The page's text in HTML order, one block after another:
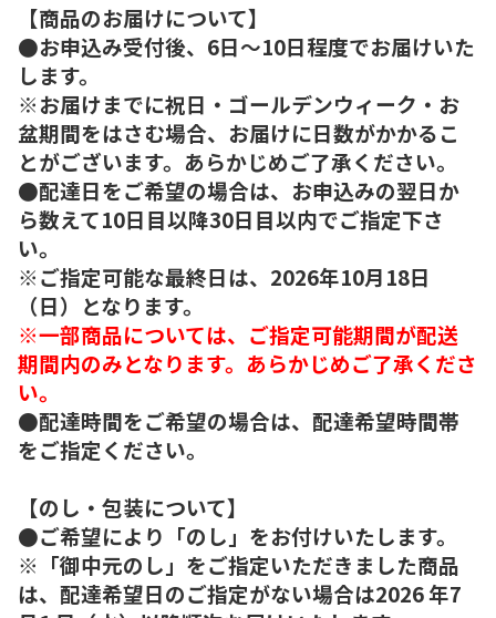
【商品のお届けについて】
●お申込み受付後、6日～10日程度でお届けいた
します。
※お届けまでに祝日・ゴールデンウィーク・お
盆期間をはさむ場合、お届けに日数がかかるこ
とがございます。あらかじめご了承ください。
●配達日をご希望の場合は、お申込みの翌日か
ら数えて10日目以降30日目以内でご指定下さ
い。
※ご指定可能な最終日は、2026年10月18日
（日）となります。
※一部商品については、ご指定可能期間が配送
期間内のみとなります。あらかじめご了承くださ
い。
●配達時間をご希望の場合は、配達希望時間帯
をご指定ください。
【のし・包装について】
●ご希望により「のし」をお付けいたします。
※「御中元のし」をご指定いただきました商品
は、配達希望日のご指定がない場合は2026 年7